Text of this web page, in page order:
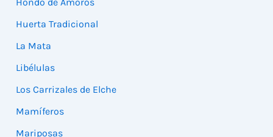
Huerta Tradicional
La Mata
Libélulas
Los Carrizales de Elche
Mamíferos
Mariposas